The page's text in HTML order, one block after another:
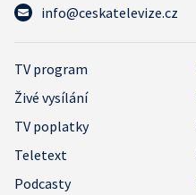
info@ceskatelevize.cz
TV program
Živé vysílání
TV poplatky
Teletext
Podcasty